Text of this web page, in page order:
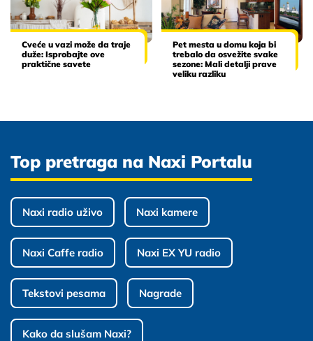
Cveće u vazi može da traje
duže: Isprobajte ove
praktične savete
Pet mesta u domu koja bi
trebalo da osvežite svake
sezone: Mali detalji prave
veliku razliku
Top pretraga na Naxi Portalu
Naxi radio uživo Naxi kamere
Naxi Caffe radio Naxi EX YU radio
Tekstovi pesama Nagrade
Kako da slušam Naxi?